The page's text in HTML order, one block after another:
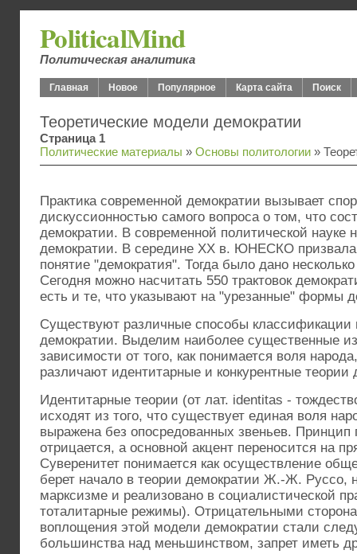
PoliticalMind
Политическая аналитика
Главная Новое Популярное Карта сайта Поиск
Теоретические модели демократии
Страница 1
Политические материалы » Основы политологии »
Практика современной демократии вызывает
дискуссионностью самого вопроса о том, что
демократии. В современной политической науке
демократии. В середине ХХ в. ЮНЕСКО призвала
понятие "демократия". Тогда было дано
Сегодня можно насчитать 550 трактовок
есть и те, что указывают на "урезанные" формы
Существуют различные способы классификации
демократии. Выделим наиболее существенные
зависимости от того, как понимается воля
различают идентитарные и конкурентные теории
Идентитарные теории (от лат. identitas -
исходят из того, что существует единая воля
выражена без опосредованных звеньев. Принцип
отрицается, а основной акцент переносится на
Суверенитет понимается как осуществление
берет начало в теории демократии Ж.-Ж. Руссо,
марксизме и реализовано в социалистической
тоталитарные режимы). Отрицательными
воплощения этой модели демократии стали
большинства над меньшинством, запрет иметь